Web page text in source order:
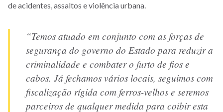
de acidentes, assaltos e violência urbana.
“Temos atuado em conjunto com as forças de
segurança do governo do Estado para reduzir a
criminalidade e combater o furto de fios e
cabos. Já fechamos vários locais, seguimos com
fiscalização rígida com ferros-velhos e seremos
parceiros de qualquer medida para coibir esta